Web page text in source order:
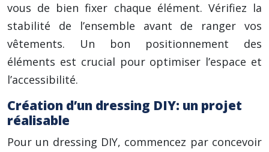
vous de bien fixer chaque élément. Vérifiez la
stabilité de l’ensemble avant de ranger vos
vêtements. Un bon positionnement des
éléments est crucial pour optimiser l’espace et
l’accessibilité.
Création d’un dressing DIY: un projet
réalisable
Pour un dressing DIY, commencez par concevoir